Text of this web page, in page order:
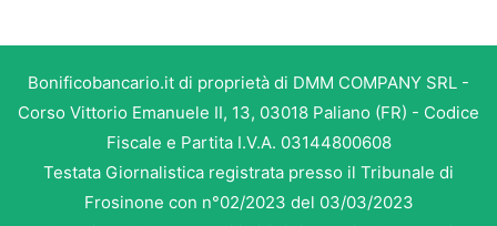
Bonificobancario.it di proprietà di DMM COMPANY SRL -
Corso Vittorio Emanuele II, 13, 03018 Paliano (FR) - Codice
Fiscale e Partita I.V.A. 03144800608
Testata Giornalistica registrata presso il Tribunale di
Frosinone con n°02/2023 del 03/03/2023